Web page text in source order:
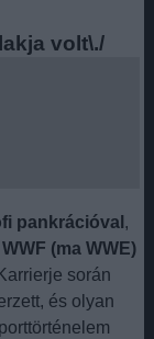
volt\./
pankrációval ,
WWF (ma WWE)
során
és olyan